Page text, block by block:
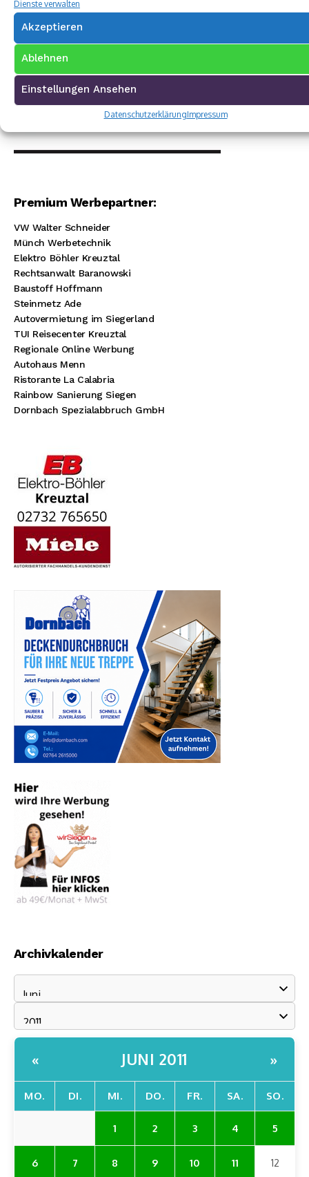
Dienste verwalten
Akzeptieren
Ablehnen
Einstellungen Ansehen
DatenschutzerklärungImpressum
Premium Werbepartner:
VW Walter Schneider
Münch Werbetechnik
Elektro Böhler Kreuztal
Rechtsanwalt Baranowski
Baustoff Hoffmann
Steinmetz Ade
Autovermietung im Siegerland
TUI Reisecenter Kreuztal
Regionale Online Werbung
Autohaus Menn
Ristorante La Calabria
Rainbow Sanierung Siegen
Dornbach Spezialabbruch GmbH
Archivkalender
« JUNI 2011 »
MO. DI. MI. DO. FR. SA. SO.
1 2 3 4 5
6 7 8 9 10 11 12